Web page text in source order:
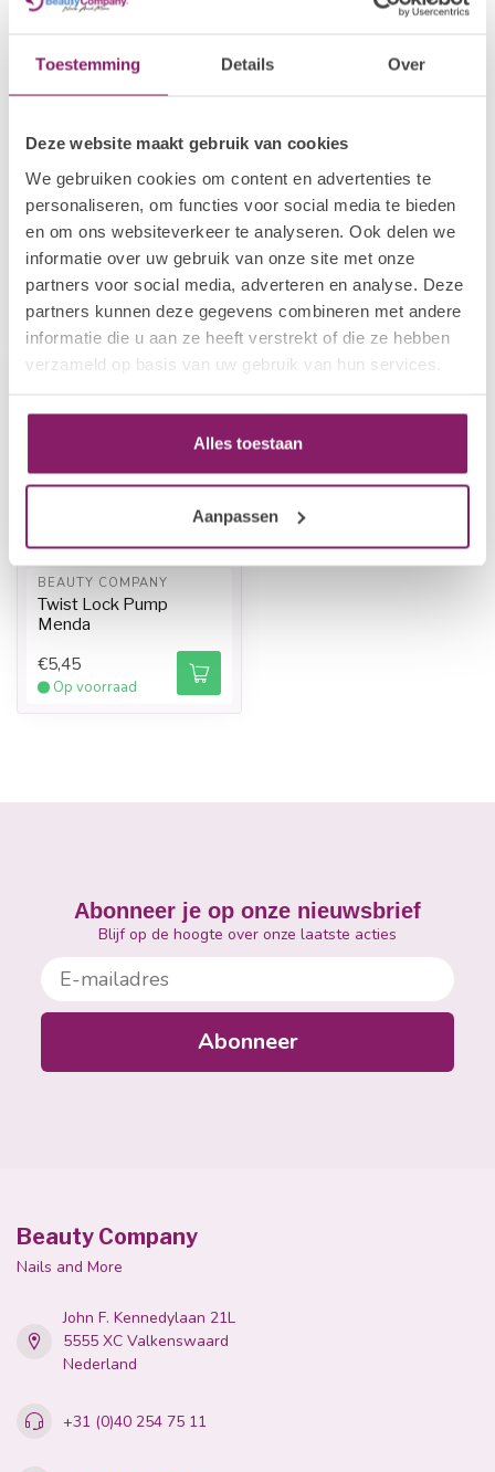
Toestemming Details Over
Deze website maakt gebruik van cookies
We gebruiken cookies om content en advertenties te
personaliseren, om functies voor social media te bieden
en om ons websiteverkeer te analyseren. Ook delen we
informatie over uw gebruik van onze site met onze
partners voor social media, adverteren en analyse. Deze
partners kunnen deze gegevens combineren met andere
informatie die u aan ze heeft verstrekt of die ze hebben
verzameld op basis van uw gebruik van hun services.
Alles toestaan
Aanpassen
BEAUTY COMPANY
BEAUTY COMPANY
Twist Lock Pump Euro
Niet op voorraad
Recent bekeken
BEAUTY COMPANY
Twist Lock Pump
Menda
€5,45
Op voorraad
Abonneer je op onze nieuwsbrief
Blijf op de hoogte over onze laatste acties
E-mailadres
Abonneer
Beauty Company
Nails and More
John F. Kennedylaan 21L
5555 XC Valkenswaard
Nederland
+31 (0)40 254 75 11